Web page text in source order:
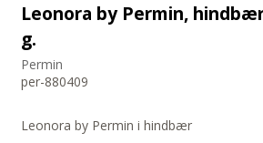
Leonora by Permin,
g.
Permin
per-880409
Leonora by Permin i hindbær